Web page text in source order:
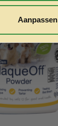
Aanpassen